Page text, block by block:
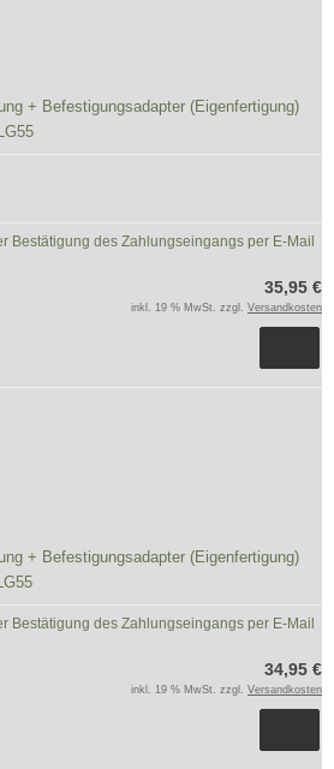
+ Befestigungsadapter (Eigenfertigung)
Bestätigung des Zahlungseingangs per E-Mail
35,95 €
inkl. 19 % MwSt. zzgl. Versandkosten
+ Befestigungsadapter (Eigenfertigung)
Bestätigung des Zahlungseingangs per E-Mail
34,95 €
inkl. 19 % MwSt. zzgl. Versandkosten